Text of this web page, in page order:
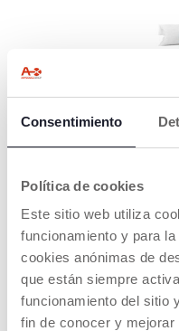
Consentimiento
Política de cookies
Este sitio web utiliza
funcionamiento y para
cookies anónimas de
que están siempre
funcionamiento del sitio
fin de conocer y
vida
que lo